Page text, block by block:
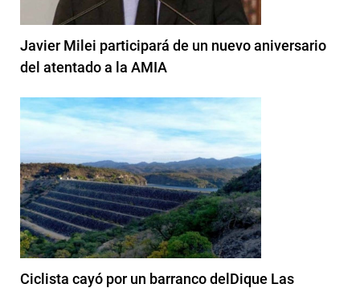
Javier Milei participará de un nuevo aniversario
del atentado a la AMIA
Ciclista cayó por un barranco delDique Las